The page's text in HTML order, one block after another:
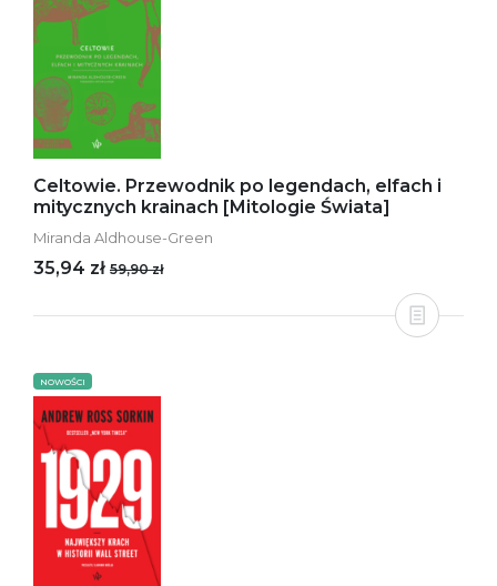
Celtowie. Przewodnik po legendach, elfach i
mitycznych krainach [Mitologie Świata]
Miranda Aldhouse-Green
35,94 zł 59,90 zł
NOWOŚCI